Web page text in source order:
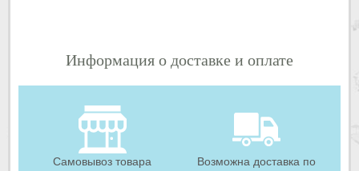
Информация о доставке и оплате
Самовывоз товара
Возможна доставка по